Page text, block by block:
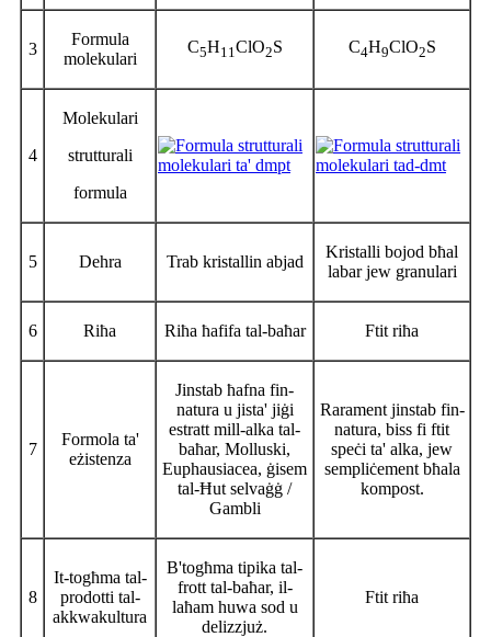
3
Formula
molekulari
C5H11ClO2S C4H9ClO2S
4
Molekulari
strutturali
formula
5 Dehra Trab kristallin abjad
Kristalli bojod bħal
labar jew granulari
6 Riħa Riħa ħafifa tal-baħar Ftit riħa
7
Formola ta'
eżistenza
Jinstab ħafna fin-
natura u jista' jiġi
estratt mill-alka tal-
baħar, Molluski,
Euphausiacea, ġisem
tal-Ħut selvaġġ /
Gambli
Rarament jinstab fin-
natura, biss fi ftit
speċi ta' alka, jew
sempliċement bħala
kompost.
8
It-togħma tal-
prodotti tal-
akkwakultura
B'togħma tipika tal-
frott tal-baħar, il-
laħam huwa sod u
delizzjuż.
Ftit riħa